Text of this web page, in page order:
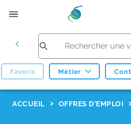
Favoris Métier
ACCUEIL OFFRES D'EMPLOI